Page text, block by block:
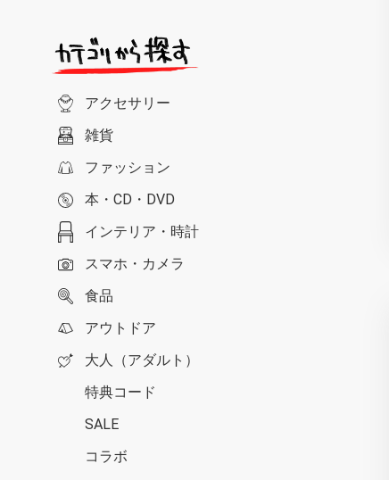
アクセサリー
雑貨
ファッション
本・CD・DVD
インテリア・時計
スマホ・カメラ
食品
アウトドア
大人（アダルト）
特典コード
SALE
コラボ